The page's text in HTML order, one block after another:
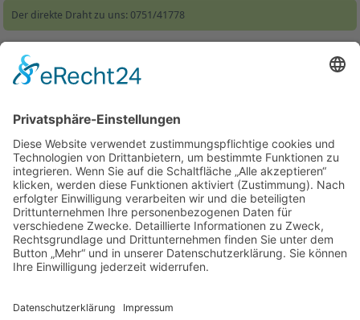
Der direkte Draht zu uns: 0751/41778
Home|Tierheim & Tierschutzverein|Helfen|Jugendbereich
|Service|Wissenswertes|Formulare|Kontakt
Besucherstatistik:Heute: 136 | Gestern: 375 | Monat: 3559 |
Gesamt: 1110684
Tierheim Berg
Telefon: +49 751 41778 u. 551954